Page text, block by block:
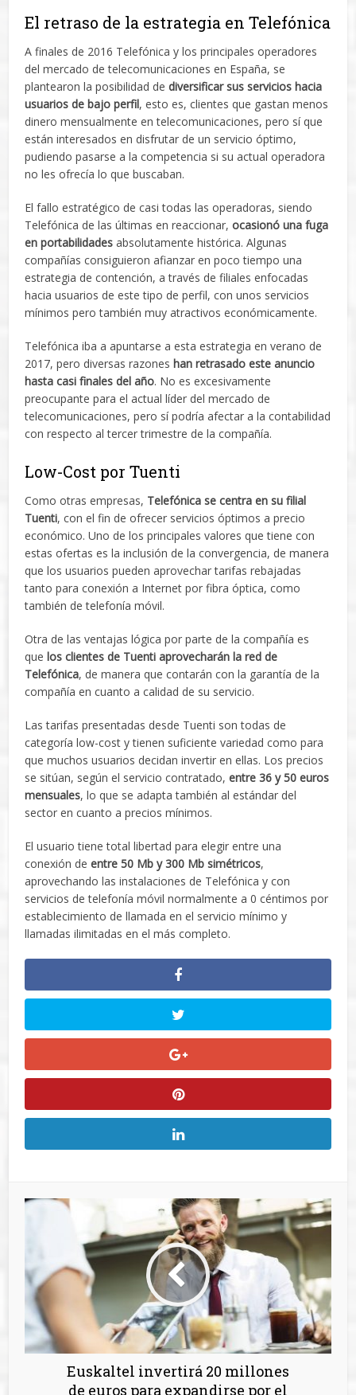
El retraso de la estrategia en Telefónica
A finales de 2016 Telefónica y los principales operadores
del mercado de telecomunicaciones en España, se
plantearon la posibilidad dediversificar sus servicios hacia
usuarios de bajo perfil, esto es, clientes que gastan menos
dinero mensualmente en telecomunicaciones, pero sí que
están interesados en disfrutar de un servicio óptimo,
pudiendo pasarse a la competencia si su actual operadora
no les ofrecía lo que buscaban.
El fallo estratégico de casi todas las operadoras, siendo
Telefónica de las últimas en reaccionar,ocasionó una fuga
en portabilidades absolutamente histórica. Algunas
compañías consiguieron afianzar en poco tiempo una
estrategia de contención, a través de filiales enfocadas
hacia usuarios de este tipo de perfil, con unos servicios
mínimos pero también muy atractivos económicamente.
Telefónica iba a apuntarse a esta estrategia en verano de
2017, pero diversas razoneshan retrasado este anuncio
hasta casi finales del año. No es excesivamente
preocupante para el actual líder del mercado de
telecomunicaciones, pero sí podría afectar a la contabilidad
con respecto al tercer trimestre de la compañía.
Low-Cost por Tuenti
Como otras empresas, Telefónica se centra en su filial
Tuenti, con el fin de ofrecer servicios óptimos a precio
económico. Uno de los principales valores que tiene con
estas ofertas es la inclusión de la convergencia, de manera
que los usuarios pueden aprovechar tarifas rebajadas
tanto para conexión a Internet por fibra óptica, como
también de telefonía móvil.
Otra de las ventajas lógica por parte de la compañía es
que los clientes de Tuenti aprovecharán la red de
Telefónica, de manera que contarán con la garantía de la
compañía en cuanto a calidad de su servicio.
Las tarifas presentadas desde Tuenti son todas de
categoría low-cost y tienen suficiente variedad como para
que muchos usuarios decidan invertir en ellas. Los precios
se sitúan, según el servicio contratado,entre 36 y 50 euros
mensuales, lo que se adapta también al estándar del
sector en cuanto a precios mínimos.
El usuario tiene total libertad para elegir entre una
conexión deentre 50 Mb y 300 Mb simétricos,
aprovechando las instalaciones de Telefónica y con
servicios de telefonía móvil normalmente a 0 céntimos por
establecimiento de llamada en el servicio mínimo y
llamadas ilimitadas en el más completo.
Euskaltel invertirá 20 millones
de euros para expandirse por el